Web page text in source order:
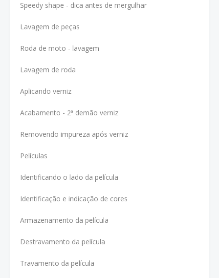
Speedy shape - dica antes de mergulhar
Lavagem de peças
Roda de moto - lavagem
Lavagem de roda
Aplicando verniz
Acabamento - 2ª demão verniz
Removendo impureza após verniz
Películas
Identificando o lado da película
Identificação e indicação de cores
Armazenamento da película
Destravamento da película
Travamento da película